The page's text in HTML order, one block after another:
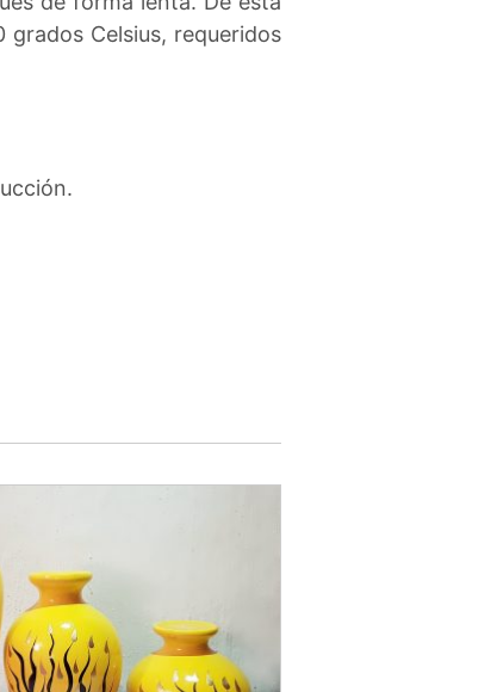
Celsius, requeridos